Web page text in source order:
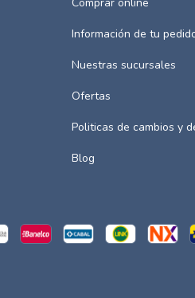
Información de tu
Nuestras sucursales
Ofertas
Politicas de cambios y
Blog